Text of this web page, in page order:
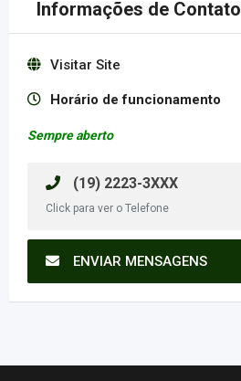
Informações de Contato
Visitar Site
Horário de funcionamento
Sempre aberto
(19) 2223-3XXX
Click para ver o Telefone
ENVIAR MENSAGENS